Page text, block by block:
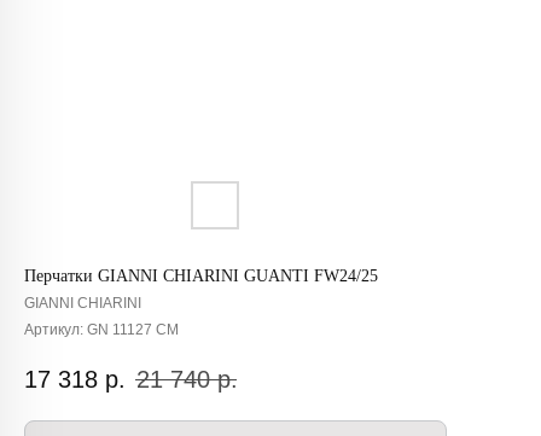
Перчатки GIANNI CHIARINI GUANTI FW24/25
GIANNI CHIARINI
Артикул: GN 11127 CM
17 318 р. 21 740 р.